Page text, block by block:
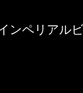
ンペリアル